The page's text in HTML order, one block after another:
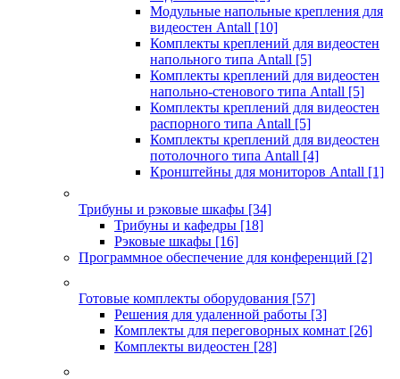
Модульные напольные крепления для
видеостен Antall [10]
Комплекты креплений для видеостен
напольного типа Antall [5]
Комплекты креплений для видеостен
напольно-стенового типа Antall [5]
Комплекты креплений для видеостен
распорного типа Antall [5]
Комплекты креплений для видеостен
потолочного типа Antall [4]
Кронштейны для мониторов Antall [1]
Трибуны и рэковые шкафы [34]
Трибуны и кафедры [18]
Рэковые шкафы [16]
Программное обеспечение для конференций [2]
Готовые комплекты оборудования [57]
Решения для удаленной работы [3]
Комплекты для переговорных комнат [26]
Комплекты видеостен [28]